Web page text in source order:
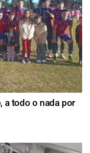
a todo o nada por